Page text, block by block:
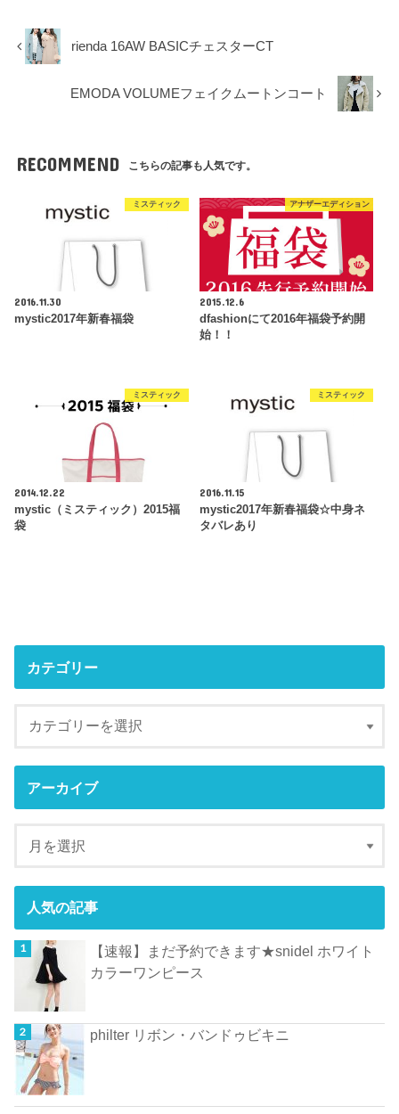
rienda 16AW BASICチェスターCT
EMODA VOLUMEフェイクムートンコート
RECOMMEND こちらの記事も人気です。
ミスティック
2016.11.30
mystic2017年新春福袋
アナザーエディション
2015.12.6
dfashionにて2016年福袋予約開
始！！
ミスティック
2014.12.22
mystic（ミスティック）2015福
袋
ミスティック
2016.11.15
mystic2017年新春福袋☆中身ネ
タバレあり
カテゴリー
アーカイブ
人気の記事
【速報】まだ予約できます★snidel ホワイト
カラーワンピース
philter リボン・バンドゥビキニ